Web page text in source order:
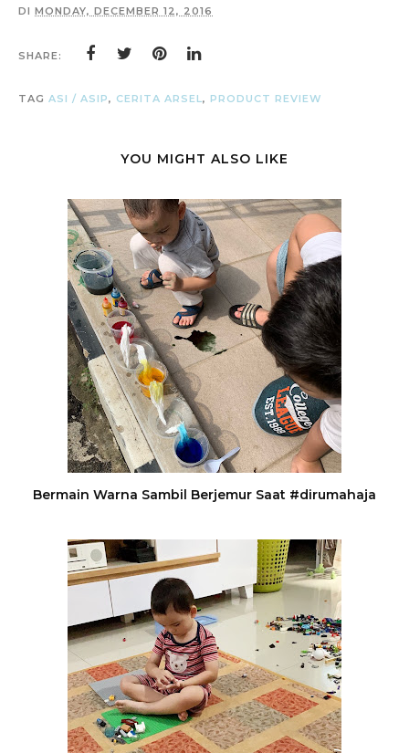
DI MONDAY, DECEMBER 12, 2016
SHARE:
TAG ASI / ASIP, CERITA ARSEL, PRODUCT REVIEW
YOU MIGHT ALSO LIKE
Bermain Warna Sambil Berjemur Saat #dirumahaja